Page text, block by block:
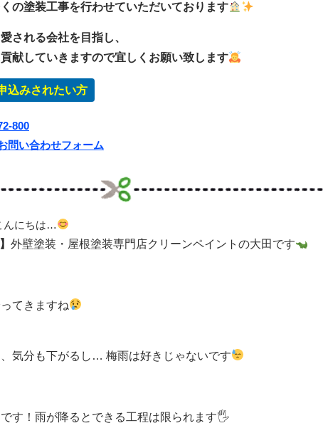
の塗装工事を行わせていただいております
される会社を目指し、
献していきますので宜しくお願い致します
込みされたい方
800
問い合わせフォーム
んにちは…
外壁塗装・屋根塗装専門店クリーンペイントの大田です
てきますね
気分も下がるし… 梅雨は好きじゃないです
す！雨が降るとできる工程は限られます🖐